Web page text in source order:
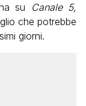
su
Canale 5,
che potrebbe
giorni.